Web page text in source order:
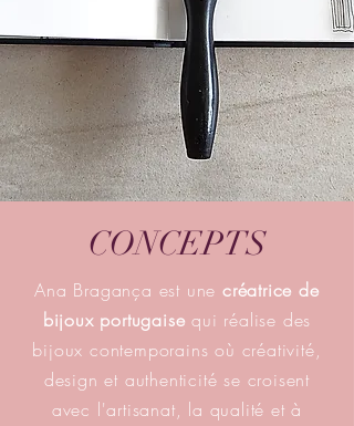
CONCEPTS
Ana Bragança est unecréatrice de
bijoux portugaise qui réalise des
bijoux contemporains où créativité,
design et authenticité se croisent
avec l'artisanat, la qualité et à